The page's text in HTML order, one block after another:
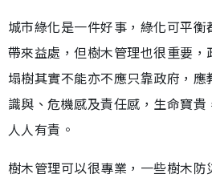
城市綠化是一件好事，綠化可平
帶來益處，但樹木管理也很重要
塌樹其實不能亦不應只靠政府，
識與、危機感及責任感，生命寶貴
人人有責。
樹木管理可以很專業，一些樹木